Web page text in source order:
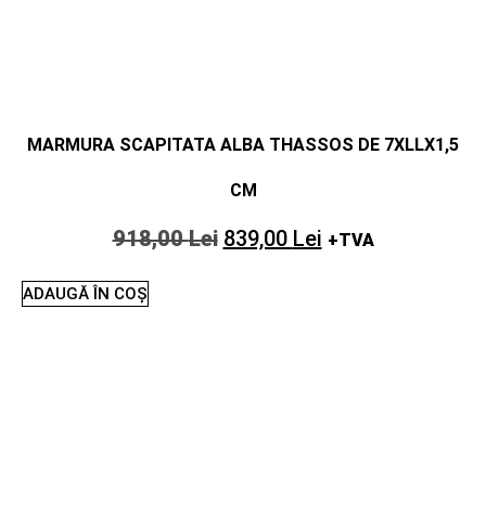
MARMURA SCAPITATA ALBA THASSOS DE 7XLLX1,5
CM
918,00Lei 839,00 Lei +TVA
ADAUGĂ ÎN COȘ